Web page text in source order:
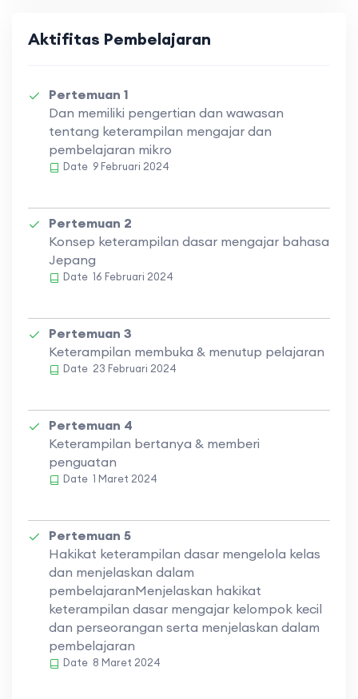
Aktifitas Pembelajaran
Pertemuan 1
Dan memiliki pengertian dan wawasan
tentang keterampilan mengajar dan
pembelajaran mikro
Date 9 Februari 2024
Pertemuan 2
Konsep keterampilan dasar mengajar bahasa
Jepang
Date 16 Februari 2024
Pertemuan 3
Keterampilan membuka & menutup pelajaran
Date 23 Februari 2024
Pertemuan 4
Keterampilan bertanya & memberi
penguatan
Date 1 Maret 2024
Pertemuan 5
Hakikat keterampilan dasar mengelola kelas
dan menjelaskan dalam
pembelajaranMenjelaskan hakikat
keterampilan dasar mengajar kelompok kecil
dan perseorangan serta menjelaskan dalam
pembelajaran
Date 8 Maret 2024